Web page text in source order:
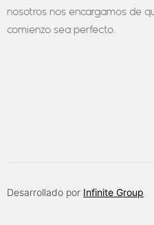
nosotros nos encargamos de
comienzo sea perfecto.
Desarrollado por Infinite Group